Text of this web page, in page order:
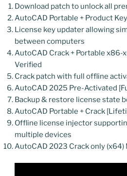
Download patch to unlock all
AutoCAD Portable + Product
License key updater allowing
between computers
AutoCAD Crack + Portable x86-
Verified
Crack patch with full offline
AutoCAD 2025 Pre-Activated
Backup & restore license state
AutoCAD Portable + Crack
Offline license injector
multiple devices
AutoCAD 2023 Crack only (x64)